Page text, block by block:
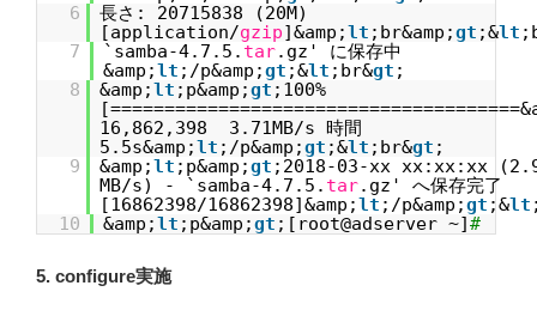
6
長さ: 20715838 (20M)
[application/gzip]&amp;lt ;br&amp;gt ;&lt
7
`samba-4.7.5. tar.gz' に保存中
&amp;lt ;/p&amp;gt ;&lt ;br&gt ;
8
&amp;lt ;p&amp;gt ;100%
16,862,398 3.71MB/s 時間
5.5s&amp;lt ;/p&amp;gt ;&lt ;br&gt ;
9
&amp;lt ;p&amp;gt ;2018-03-xx xx:xx:xx
MB/s) - `samba-4.7.5. tar.gz' へ保存完了
[16862398/16862398]&amp;lt ;/p&amp;gt ;&lt
10
&amp;lt ;p&amp;gt ;[root@adserver ~]#
5. configure実施